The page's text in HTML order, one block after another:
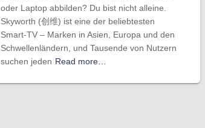
oder Laptop abbilden? Du bist nicht alleine.
Skyworth (创维) ist eine der beliebtesten
Smart-TV – Marken in Asien, Europa und den
Schwellenländern, und Tausende von Nutzern
suchen jeden Read more…